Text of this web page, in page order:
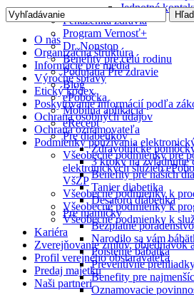
Jednotné
Peňaženka zdravia
Program Vernosť+
Dr. Nonstop
Benefity pre celú rodinu
Podujatia Pre zdravie
Blog
ePobočka
Mobilná aplikácia
eRecept
Pre diabetikov
Zdravotnícke
3 kroky na
Benefity pre našich
Tanier diabetika
Desatoro diabetika
Pre mamičky
Bezplatné poradenstvo
Narodilo sa vám
Poistenie bábätka
Preventívne
Benefity pre
Oznamovacie
O nás
Organizačná štruktúra
Informácie pre médiá
Výročné správy
Etický kódex
Poskytovanie informácií podľa
Ochrana osobných údajov
Ochrana oznamovateľa
Podmienky používania
Všeobecné podmienky pre
elektronických služieb
VšZP
Všeobecné podmienky k
Všeobecné podmienky k
Všeobecné podmienky k
Kariéra
Zverejňovanie zmlúv, objednávok
Profil verejného obstarávateľa
Predaj majetku
Naši partneri